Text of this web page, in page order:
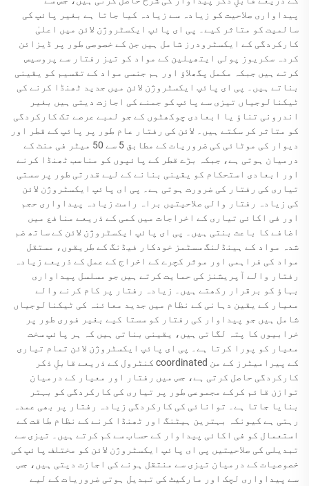
پیداواری صلاحیت کو زیادہ سے زیادہ کیا جاتا ہے بغیر پائپ کی
سالمیت کو متاثر کیے۔ پی ای پائپ ایکسٹروژن لائن میں اعلیٰ
کارکردگی کے ایکسٹرودرز شامل ہیں جن کے خصوصی طور پر ڈیزائن
کردہ سکریوز پولی ایتھیلین کے مواد کو تیز رفتار سے پروسیس
کرتے ہیں جبکہ مکمل پگھلاؤ اور ہم جنسی مواد کے تقسیم کو یقینی
بناتے ہیں۔ پی ای پائپ ایکسٹروژن لائن میں جدید ٹھنڈا کرنے کی
ٹیکنالوجیاں تیزی سے پائپ کو جمنے کی اجازت دیتی ہیں بغیر
اندرونی تناؤ یا ابعادی چوکھٹوں کے جو لمبے عرصے تک کارکردگی
کو متاثر کر سکتے ہیں۔ لائن کی رفتار عام طور پر پائپ کے قطر اور
دیوار کی موٹائی کی ضروریات کے مطابق 5 سے 50 میٹر فی منٹ کے
درمیان ہوتی ہے، جبکہ بڑے قطر کے پائپوں کو مناسب ٹھنڈا کرنے
اور ابعادی استحکام کو یقینی بنانے کے لیے قدرتی طور پر سستی
تیاری کی رفتار کی ضرورت ہوتی ہے۔ پی ای پائپ ایکسٹروژن لائن
کی زیادہ رفتار والی صلاحیتیں براہ راست زیادہ پیداواری حجم
اور فی اکائی تیاری کے اخراجات میں کمی کے ذریعے منافع میں
اضافے کا باعث بنتی ہیں۔ پی ای پائپ ایکسٹروژن لائن کے ساتھ ضم
شدہ مواد کے ہینڈلنگ سسٹمز خودکار فیڈنگ کے طریقوں، مستقل
مواد کی فراہمی اور موثر کچرے کے اخراج کے عمل کے ذریعے زیادہ
رفتار والے آپریشنز کی حمایت کرتے ہیں جو مسلسل پیداواری
بہاؤ کو برقرار رکھتے ہیں۔ زیادہ رفتار پر کام کرنے والے
معیار کے یقین دہانی کے نظام میں جدید معائنہ کی ٹیکنالوجیاں
شامل ہیں جو پیداوار کی رفتار کو سستا کیے بغیر فوری طور پر
خرابیوں کا پتہ لگاتی ہیں، یقینی بناتی ہیں کہ ہر پائپ سخت
معیار کو پورا کرتا ہے۔ پی ای پائپ ایکسٹروژن لائن تمام تیاری
کے پیرامیٹرز کے من coordinated کنٹرول کے ذریعے قابلِ ذکر
کارکردگی حاصل کرتی ہے، جس میں رفتار اور معیار کے درمیان
توازن قائم کرکے مجموعی طور پر تیاری کی کارکردگی کو بہتر
بنایا جاتا ہے۔ توانائی کی کارکردگی زیادہ رفتار پر بھی عمدہ
رہتی ہے کیونکہ بہترین ہیٹنگ اور ٹھنڈا کرنے کے نظام طاقت کے
استعمال کو فی اکائی پیداوار کے حساب سے کم کرتے ہیں۔ تیزی سے
تبدیلی کی صلاحیتیں پی ای پائپ ایکسٹروژن لائن کو مختلف پائپ کی
خصوصیات کے درمیان تیزی سے منتقل ہونے کی اجازت دیتی ہیں، جس
سے پیداواری لچک اور مارکیٹ کی تبدیل ہوتی ضروریات کے لیے